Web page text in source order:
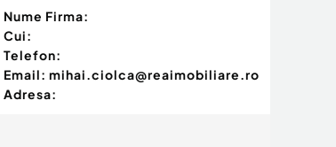
Nume Firma:
Cui:
Telefon:
Email: mihai.ciolca@reaimobiliare.ro
Adresa: